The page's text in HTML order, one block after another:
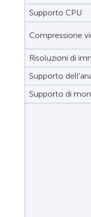
Supporto CPU
Compressione
Risoluzioni di
Supporto
Supporto di